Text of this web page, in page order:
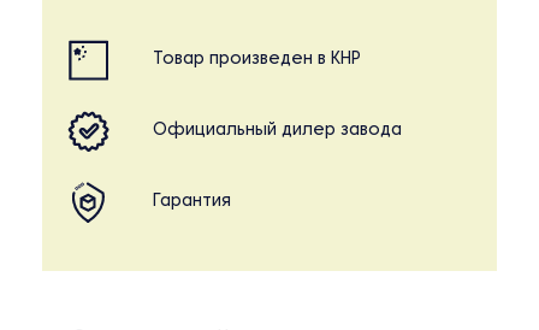
Товар произведен в КНР
Официальный дилер завода
Гарантия